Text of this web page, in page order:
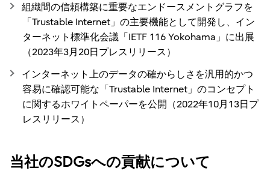
組織間の信頼構築に重要なエンドースメントグラフを
「Trustable Internet」の主要機能として開発し、イン
ターネット標準化会議「IETF 116 Yokohama」に出展
（2023年3月20日プレスリリース）
インターネット上のデータの確からしさを汎用的かつ
容易に確認可能な「Trustable Internet」のコンセプト
に関するホワイトペーパーを公開（2022年10月13日プ
レスリリース）
当社のSDGsへの貢献について